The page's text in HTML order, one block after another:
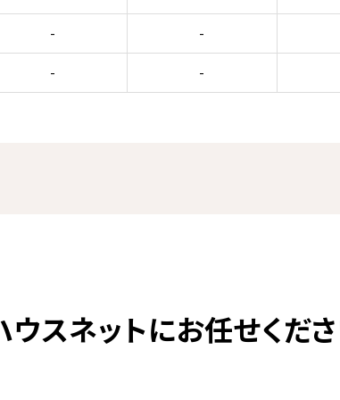
- -
- -
スネットにお任せくだ